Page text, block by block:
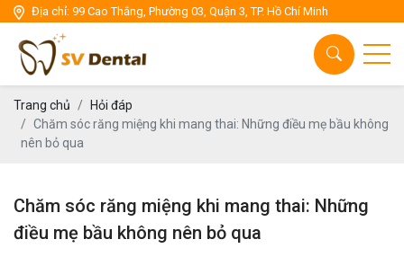
Địa chỉ: 99 Cao Thắng, Phường 03, Quận 3, TP. Hồ Chí Minh
Chăm sóc răng miệng
Thẩm mỹ răng sứ
Cấy ghép Implant
Thẩm mỹ niền răng
Trang chủ
Hỏi đáp
Chăm sóc răng miệng khi mang thai: Những điều mẹ bầu không
nên bỏ qua
Chăm sóc răng miệng khi mang thai: Những
điều mẹ bầu không nên bỏ qua